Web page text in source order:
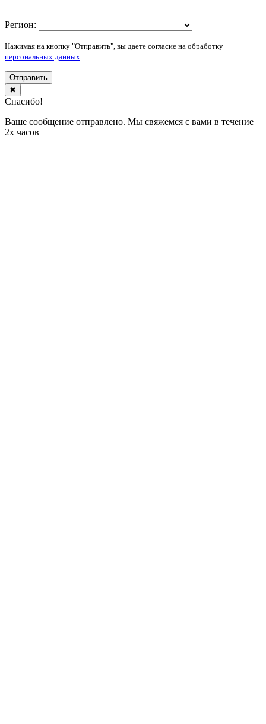
Регион:
Нажимая на кнопку "Отправить", вы даете согласие на обработку
персональных данных
Отправить
✖
Спасибо!
Ваше сообщение отправлено. Мы свяжемся с вами в течение
2х часов